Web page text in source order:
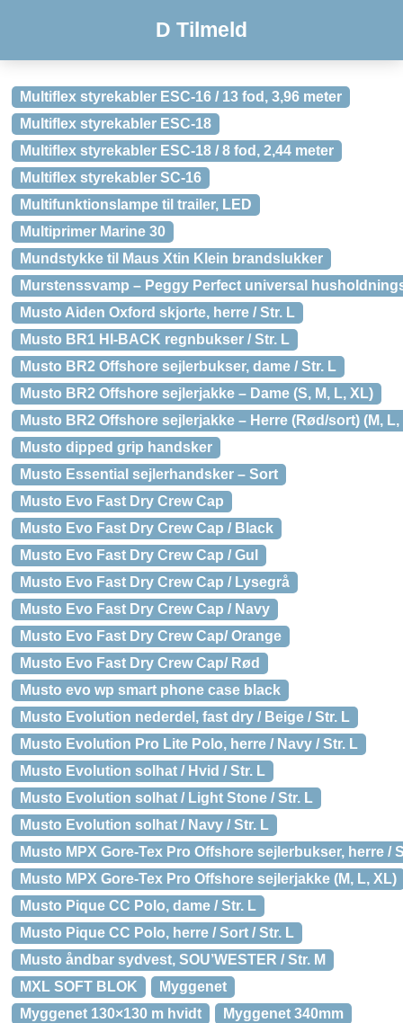
D Tilmeld
Multiflex styrekabler ESC-16 / 13 fod, 3,96 meter
Multiflex styrekabler ESC-18
Multiflex styrekabler ESC-18 / 8 fod, 2,44 meter
Multiflex styrekabler SC-16
Multifunktionslampe til trailer, LED
Multiprimer Marine 30
Mundstykke til Maus Xtin Klein brandslukker
Murstenssvamp – Peggy Perfect universal
Musto Aiden Oxford skjorte, herre / Str. L
Musto BR1 HI-BACK regnbukser / Str. L
Musto BR2 Offshore sejlerbukser, dame / Str. L
Musto BR2 Offshore sejlerjakke – Dame (S, M, L, XL)
Musto BR2 Offshore sejlerjakke – Herre (Rød/sort) (M, L,
Musto dipped grip handsker
Musto Essential sejlerhandsker – Sort
Musto Evo Fast Dry Crew Cap
Musto Evo Fast Dry Crew Cap / Black
Musto Evo Fast Dry Crew Cap / Gul
Musto Evo Fast Dry Crew Cap / Lysegrå
Musto Evo Fast Dry Crew Cap / Navy
Musto Evo Fast Dry Crew Cap/ Orange
Musto Evo Fast Dry Crew Cap/ Rød
Musto evo wp smart phone case black
Musto Evolution nederdel, fast dry / Beige / Str. L
Musto Evolution Pro Lite Polo, herre / Navy / Str. L
Musto Evolution solhat / Hvid / Str. L
Musto Evolution solhat / Light Stone / Str. L
Musto Evolution solhat / Navy / Str. L
Musto MPX Gore-Tex Pro Offshore sejlerbukser, herre /
Musto MPX Gore-Tex Pro Offshore sejlerjakke (M, L, XL)
Musto Pique CC Polo, dame / Str. L
Musto Pique CC Polo, herre / Sort / Str. L
Musto åndbar sydvest, SOU’WESTER / Str. M
MXL SOFT BLOK
Myggenet
Myggenet 130×130 m hvidt
Myggenet 340mm